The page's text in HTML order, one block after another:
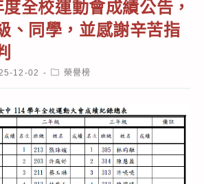
全校運動會成績公告，
、同學，並感謝辛苦指
12-02
Post榮譽榜